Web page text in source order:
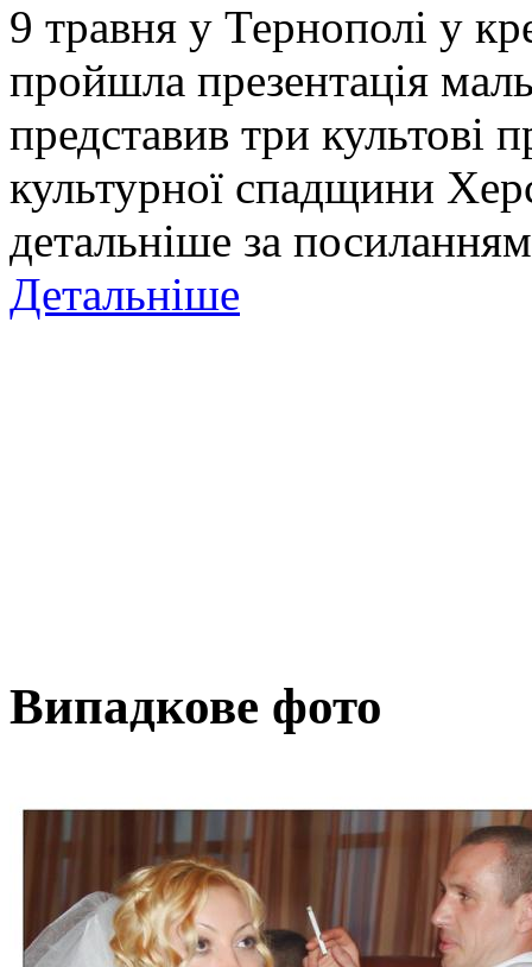
9 травня у Тернополі у
пройшла презентація
представив три культові
культурної спадщини
детальніше за
Детальніше
Випадкове фото